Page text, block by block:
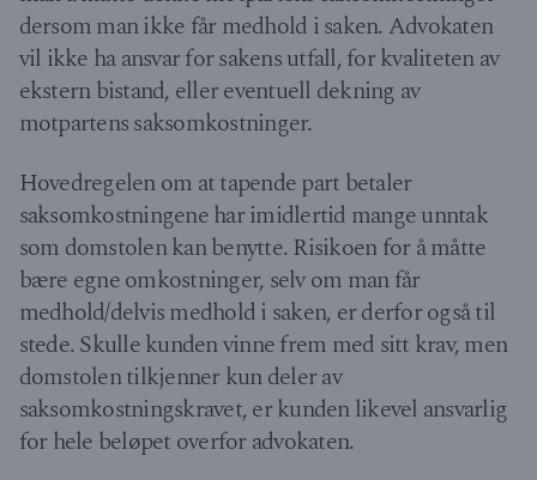
dersom man ikke får medhold i saken. Advokaten
vil ikke ha ansvar for sakens utfall, for kvaliteten av
ekstern bistand, eller eventuell dekning av
motpartens saksomkostninger.
Hovedregelen om at tapende part betaler
saksomkostningene har imidlertid mange unntak
som domstolen kan benytte. Risikoen for å måtte
bære egne omkostninger, selv om man får
medhold/delvis medhold i saken, er derfor også til
stede. Skulle kunden vinne frem med sitt krav, men
domstolen tilkjenner kun deler av
saksomkostningskravet, er kunden likevel ansvarlig
for hele beløpet overfor advokaten.